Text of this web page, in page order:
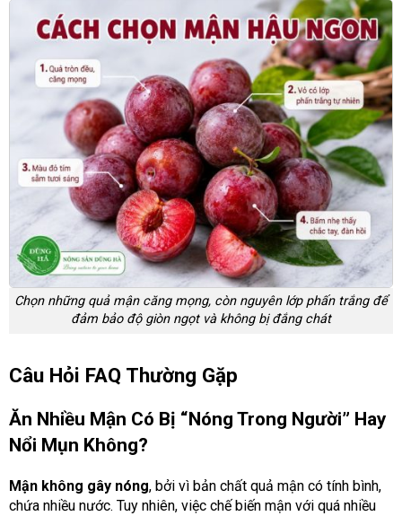
Chọn những quả mận căng mọng, còn nguyên lớp phấn trắng để
đảm bảo độ giòn ngọt và không bị đắng chát
Câu Hỏi FAQ Thường Gặp
Ăn Nhiều Mận Có Bị “nóng Trong Người” Hay
Nổi Mụn Không?
Mận không gây nóng, bởi vì bản chất quả mận có tính bình,
chứa nhiều nước. Tuy nhiên, việc chế biến mận với quá nhiều